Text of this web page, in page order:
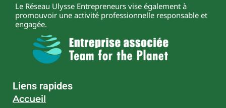
Le Réseau Ulysse Entrepreneurs vise également à
promouvoir une activité professionnelle responsable et
engagée.
Liens rapides
Accueil